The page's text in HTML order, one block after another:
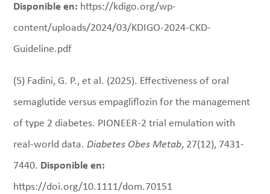
Disponible en: https://kdigo.org/wp-
content/uploads/2024/03/KDIGO-2024-CKD-
Guideline.pdf
(5) Fadini, G. P., et al. (2025). Effectiveness of oral
semaglutide versus empagliflozin for the management
of type 2 diabetes. PIONEER-2 trial emulation with
real-world data. Diabetes Obes Metab, 27(12), 7431-
7440. Disponible en:
https://doi.org/10.1111/dom.70151